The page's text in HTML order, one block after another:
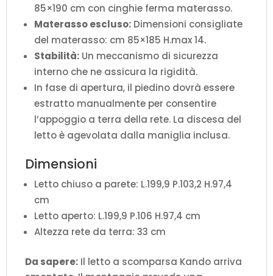
85×190 cm con cinghie ferma materasso.
Materasso escluso: Dimensioni consigliate
del materasso: cm 85×185 H.max 14.
Stabilità: Un meccanismo di sicurezza
interno che ne assicura la rigidità.
In fase di apertura, il piedino dovrà essere
estratto manualmente per consentire
l’appoggio a terra della rete. La discesa del
letto è agevolata dalla maniglia inclusa.
Dimensioni
Letto chiuso a parete: L.199,9 P.103,2 H.97,4
cm
Letto aperto: L.199,9 P.106 H.97,4 cm
Altezza rete da terra: 33 cm
Da sapere: Il letto a scomparsa Kando arriva